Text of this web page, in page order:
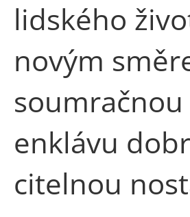
lidského
novým
enklávu
citelnou